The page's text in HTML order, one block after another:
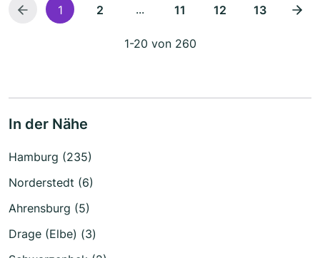
1 2 ... 11 12 13
1-20 von 260
In der Nähe
Hamburg (235)
Norderstedt (6)
Ahrensburg (5)
Drage (Elbe) (3)